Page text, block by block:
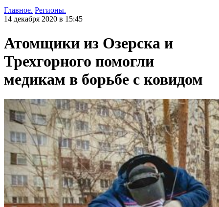
Главное. Регионы.
14 декабря 2020 в 15:45
Атомщики из Озерска и
Трехгорного помогли
медикам в борьбе с ковидом